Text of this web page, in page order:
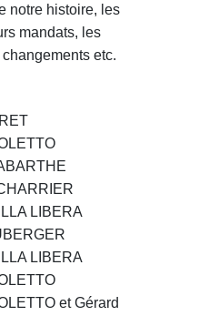
notre histoire, les
mandats, les
etc.
LIBERA
LIBERA
et Gérard